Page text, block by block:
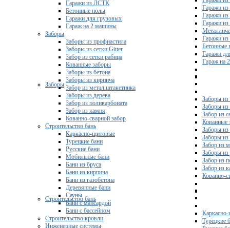
Гаражи из
Гаражи
Гаражи из
Гаражи
Бетонные
Гаражи
Гараж на
Заборы
Заборы из
Заборы из
Забор из
Кованные
Заборы из
Заборы из
Забор из
Заборы из
Забор из
Забор из
Кованно-
Строительство бань
Турецкие
Гаражи из ЛСТК
Бетонные полы
Гаражи для грузовых
Гараж на 2 машины
Заборы
Заборы из профнастила
Заборы из сетки Gitter
Забор из сетки рабица
Кованные заборы
Заборы из бетона
Заборы из кирпича
Забор из метал.штакетника
Заборы из дерева
Забор из поликарбоната
Забор из камня
Кованно-сварной забор
Строительство бань
Каркасно-щитовые
Турецкие бани
Русские бани
Мобильные бани
Бани из бруса
Бани из кирпича
Бани из газобетона
Деревянные бани
Сауны
Бани с мансардой
Бани с бассейном
Строительство кровли
Инженерные системы